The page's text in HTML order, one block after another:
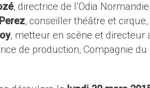
, directrice de l’Odia Normandie
, conseiller théâtre et cirque,
, metteur en scène et directeur
de production, Compagnie du